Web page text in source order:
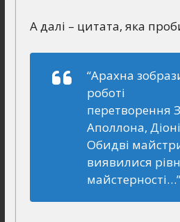
А далі – цитата, яка
“Арахна
роботі
перетворення
Аполлона,
Обидві
виявилися
майстерності…”